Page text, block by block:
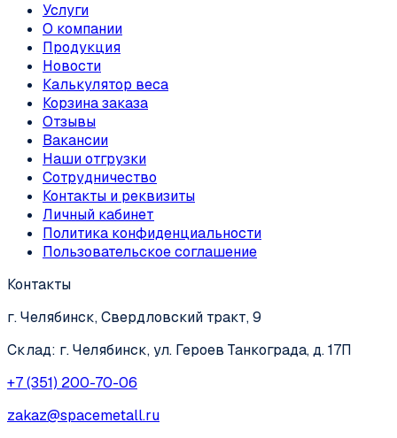
Услуги
О компании
Продукция
Новости
Калькулятор веса
Корзина заказа
Отзывы
Вакансии
Наши отгрузки
Сотрудничество
Контакты и реквизиты
Личный кабинет
Политика конфиденциальности
Пользовательское соглашение
Контакты
г. Челябинск, Свердловский тракт, 9
Склад: г. Челябинск, ул. Героев Танкограда, д. 17П
+7 (351) 200-70-06
zakaz@spacemetall.ru